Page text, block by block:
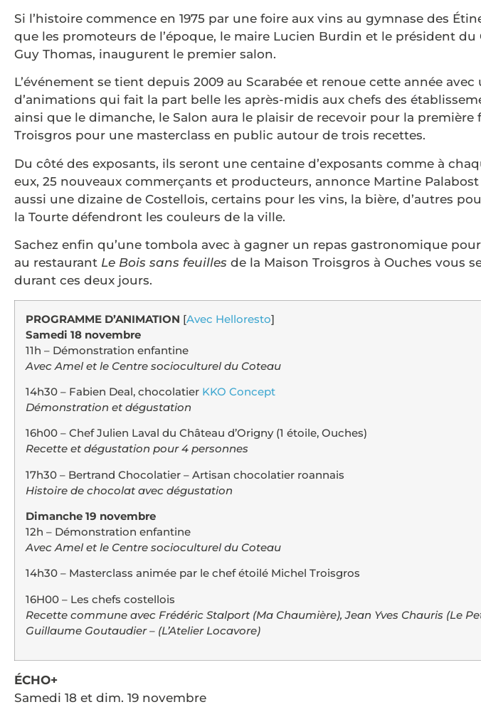
Si l’histoire commence en 1975 par une foire aux vins au gymnase des
que les promoteurs de l’époque, le maire Lucien Burdin et le président du
Guy Thomas, inaugurent le premier salon.
L’événement se tient depuis 2009 au Scarabée et renoue cette année
d’animations qui fait la part belle les après-midis aux chefs des
ainsi que le dimanche, le Salon aura le plaisir de recevoir pour la première
Troisgros pour une masterclass en public autour de trois recettes.
Du côté des exposants, ils seront une centaine d’exposants comme à
eux, 25 nouveaux commerçants et producteurs, annonce Martine
aussi une dizaine de Costellois, certains pour les vins, la bière, d’autres
la Tourte défendront les couleurs de la ville.
Sachez enfin qu’une tombola avec à gagner un repas gastronomique
au restaurant Le Bois sans feuilles de la Maison Troisgros à Ouches vous
durant ces deux jours.
PROGRAMME D’ANIMATION [Avec Helloresto]
Samedi 18 novembre
11h – Démonstration enfantine
Avec Amel et le Centre socioculturel du Coteau
14h30 – Fabien Deal, chocolatier KKO Concept
Démonstration et dégustation
16h00 – Chef Julien Laval du Château d’Origny (1 étoile, Ouches)
Recette et dégustation pour 4 personnes
17h30 – Bertrand Chocolatier – Artisan chocolatier roannais
Histoire de chocolat avec dégustation
Dimanche 19 novembre
12h – Démonstration enfantine
Avec Amel et le Centre socioculturel du Coteau
14h30 – Masterclass animée par le chef étoilé Michel Troisgros
16H00 – Les chefs costellois
Recette commune avec Frédéric Stalport (Ma Chaumière), Jean Yves Chauris (Le
Guillaume Goutaudier – (L’Atelier Locavore)
ÉCHO+
Samedi 18 et dim. 19 novembre